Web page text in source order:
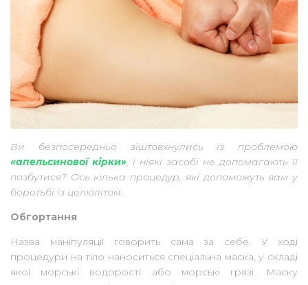
Ви безпосередньо зіштовхнулись із проблемою
«апельсинової кірки», і ніякі засобі не допомагають її
позбутися? Ось кілька процедур, які допоможуть вам у
боротьбі із целюлітом.
Обгортання
Назва маніпуляції говорить сама за себе. У ході
процедури на тіло наноситься спеціальна маска, у складі
якої морські водорості або морські грязі. Маску